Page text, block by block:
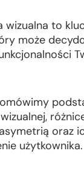
wizualna to
może
oraz
użytkownika.